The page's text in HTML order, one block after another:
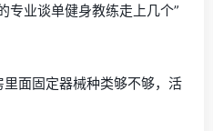
专业谈单健身教练走上几个”
面固定器械种类够不够，活